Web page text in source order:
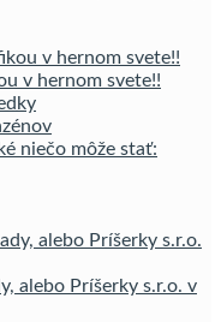
v hernom svete!!
niečo môže stať:
alebo Príšerky s.r.o. v